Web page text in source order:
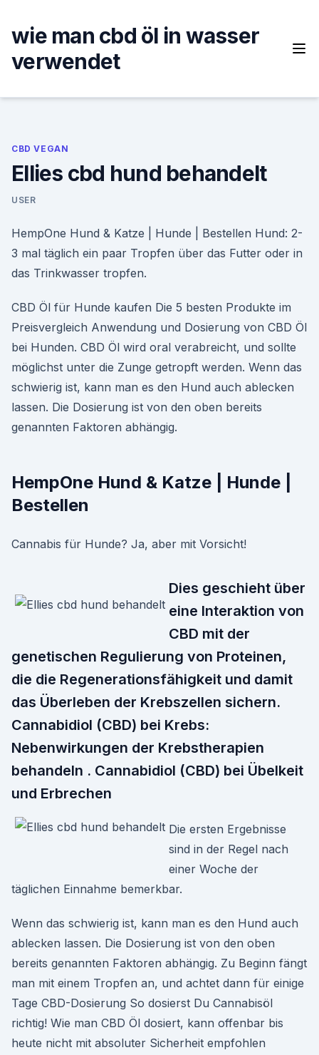
content
wie man cbd öl in wasser
verwendet
CBD VEGAN
Ellies cbd hund behandelt
USER
HempOne Hund & Katze | Hunde | Bestellen Hund: 2-
3 mal täglich ein paar Tropfen über das Futter oder in
das Trinkwasser tropfen.
CBD Öl für Hunde kaufen Die 5 besten Produkte im
Preisvergleich Anwendung und Dosierung von CBD Öl
bei Hunden. CBD Öl wird oral verabreicht, und sollte
möglichst unter die Zunge getropft werden. Wenn das
schwierig ist, kann man es den Hund auch ablecken
lassen. Die Dosierung ist von den oben bereits
genannten Faktoren abhängig.
HempOne Hund & Katze | Hunde |
Bestellen
Cannabis für Hunde? Ja, aber mit Vorsicht!
Dies geschieht über
eine Interaktion von
CBD mit der
genetischen Regulierung von Proteinen,
die die Regenerationsfähigkeit und damit
das Überleben der Krebszellen sichern.
Cannabidiol (CBD) bei Krebs:
Nebenwirkungen der Krebstherapien
behandeln . Cannabidiol (CBD) bei Übelkeit
und Erbrechen
Die ersten Ergebnisse
sind in der Regel nach
einer Woche der
täglichen Einnahme bemerkbar.
Wenn das schwierig ist, kann man es den Hund auch
ablecken lassen. Die Dosierung ist von den oben
bereits genannten Faktoren abhängig. Zu Beginn fängt
man mit einem Tropfen an, und achtet dann für einige
Tage CBD-Dosierung So dosierst Du Cannabisöl
richtig! Wie man CBD Öl dosiert, kann offenbar bis
heute nicht mit absoluter Sicherheit empfohlen